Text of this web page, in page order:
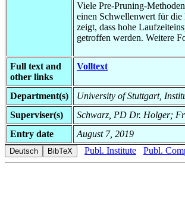
Viele Pre-Pruning-
einen Schwellenwert für die
zeigt, dass hohe
getroffen werden. Weitere
Full text and
other links
Volltext
Department(s)
University of Stuttgart,
Superviser(s)
Schwarz, PD Dr. Holger;
Entry date
August 7, 2019
Publ. Institute
Publ.